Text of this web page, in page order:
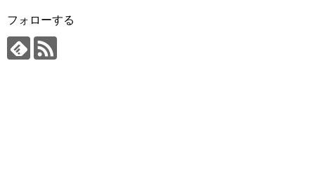
フォローする